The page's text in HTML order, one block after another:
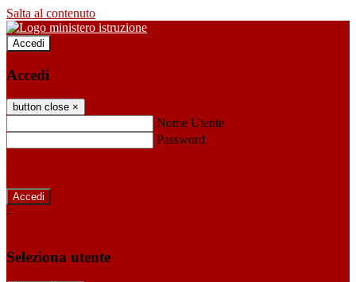
Salta al contenuto
Accedi
Accedi
button close ×
Nome Utente
Password
-
Seleziona utente